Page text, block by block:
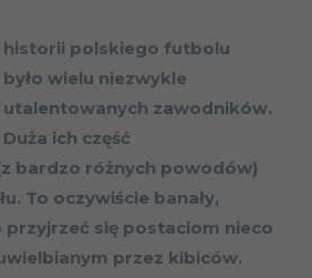
historii polskiego futbolu
było wielu niezwykle
utalentowanych zawodników.
Duża ich część
bardzo różnych powodów)
To oczywiście banały,
się postaciom nieco
przez kibiców.